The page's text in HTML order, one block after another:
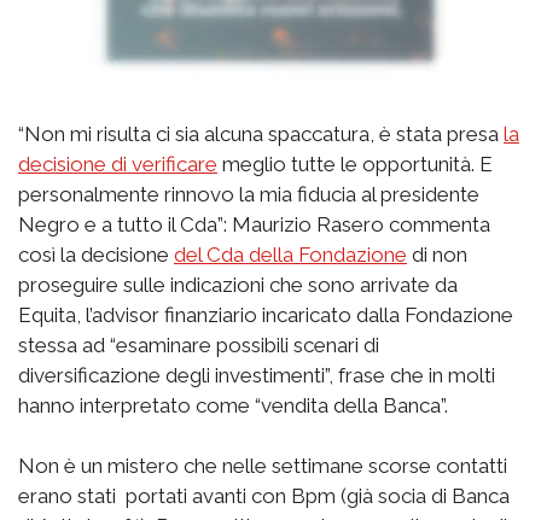
“Non mi risulta ci sia alcuna spaccatura, è stata presa la
decisione di verificare meglio tutte le opportunità. E
personalmente rinnovo la mia fiducia al presidente
Negro e a tutto il Cda”: Maurizio Rasero commenta
così la decisione del Cda della Fondazione di non
proseguire sulle indicazioni che sono arrivate da
Equita, l’advisor finanziario incaricato dalla Fondazione
stessa ad “esaminare possibili scenari di
diversificazione degli investimenti”, frase che in molti
hanno interpretato come “vendita della Banca”.
Non è un mistero che nelle settimane scorse contatti
erano stati portati avanti con Bpm (già socia di Banca